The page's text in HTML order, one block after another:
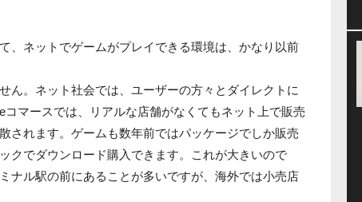
、ネットでゲームがプレイできる環境は、かなり以前
ん。ネット社会では、ユーザーの方々とダイレクトに
マースでは、リアルな店舗がなくてもネット上で販売
されます。ゲームも数年前ではパッケージでしか販売
クでダウンロード購入できます。これが大きいので
ナル駅の前にあることが多いですが、海外では小売店